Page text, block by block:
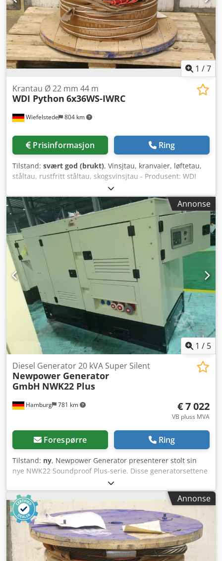
1 /7
Wiefelstede 804 km
Krantau Ø 22 mm 44 m
WDI Python 6x36WS-IWRC
Prisinformasjon Ring
Tilstand: svært god (brukt), Vinsjtau, kranvaier, løftetau,
ståltau, rustfritt ståltau, skogsvinsjtau - Produsent: WDI
Python, kranvaier/vinsjtau Ø 22 mm - Tau type: 6x36WS-
IWRC - Lengde: 44 m - Antall: 2 stk ståltau tilgjengelig
Codpevw S Aysfx Anvorf - Pris: per stk - Andre kranvaier
tilgjengelig - Transportmål: Ø 850 x 510 mm - Vekt: 126
kg/stk
Annonse
1 / 5
Hamburg 781 km
Diesel Generator 20 kVA Super Silent
Newpower Generator
GmbH NWK22 Plus
€ 7 022
VB pluss MVA
Forespørre Ring
Tilstand: ny, Newpower Generator presenterer stolt sin
nye NWK22 Soundproof Plus-serie. Disse generatorsettene
er utstyrt med ekstra lydgardiner i kabinene, som
garanterer 15 prosent reduksjon i støynivået
sammenlignet med standardserien. Enheten er ny,
komplett inkludert styring, dieseltank, eksosbatterier, AVR,
batterilader, kjølevannsbereder, stikkontakter, FI
beskyttelsesbryter. - Forsterket lydisolering - Ekstra
stillegående drift - Nettovervåking, nettinnmating - Klar til
umiddelbar bruk Tekniske spesifikasjoner: Modell: NWK22
Annonse